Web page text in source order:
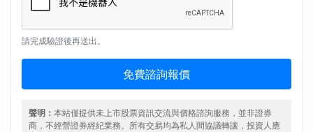
請完成驗證後再送出。
免費諮詢報價
聲明： 本站僅提供未上市股票資訊交流與價格諮詢服務，並非證券
商，不經營證券經紀業務。所有交易均為私人間協議轉讓，投資人應